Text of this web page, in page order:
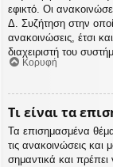
εφικτό. Οι
Δ. Συζήτηση στην
ανακοινώσεις, έτσι
διαχειριστή του
Κορυφή
Τι είναι τα
Τα επισημασμένα
τις ανακοινώσεις
σημαντικά και